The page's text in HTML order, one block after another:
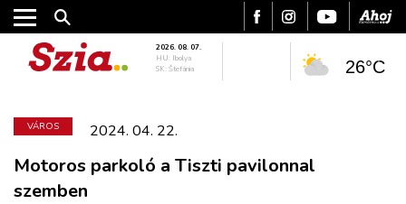
2026. 08. 07.
HU: Ibolya
SK: Štefánia
26°C
VÁROS 2024. 04. 22.
Motoros parkoló a Tiszti pavilonnal
szemben